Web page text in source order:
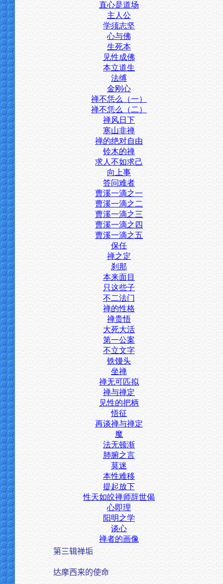
直心是道场
主人公
学须志坚
心与佛
生死本
见性成佛
本立道生
法缚
金刚心
禅不恁么（一）
禅不恁么（二）
禅风日下
寒山非禅
禅的绝对自由
铃木的禅
求人不如求己
向上事
答问难者
曹溪一滴之一
曹溪一滴之二
曹溪一滴之三
曹溪一滴之四
曹溪一滴之五
保任
禅之定
刹那
本来面目
只这些子
不二法门
禅的性格
禅贵悟
大死大活
第一公案
不立文字
铁馒头
坐禅
禅无可匹拟
禅与禅定
见性的把柄
悟征
再谈禅与禅定
魔
法无顿渐
肺腑之言
莫迷
本性难移
提起放下
性天如皎禅师辞世偈
心即理
阳明之学
谈心
禅者的画像
第三辑禅垢
达摩西来的使命